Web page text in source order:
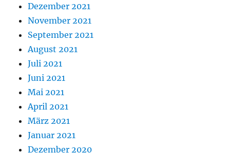
Dezember 2021
November 2021
September 2021
August 2021
Juli 2021
Juni 2021
Mai 2021
April 2021
März 2021
Januar 2021
Dezember 2020